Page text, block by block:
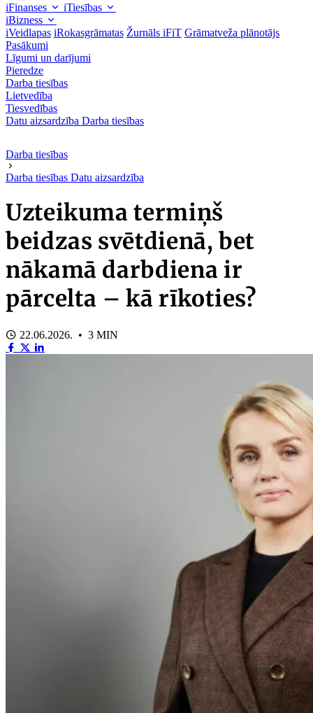
iFinanses
iTiesības
iBizness
iVeidlapas iRokasgrāmatas Žurnāls iFiT Grāmatveža plānotājs
Pasākumi
Līgumi un darījumi
Pieredze
Darba tiesības
Lietvedība
Tiesvedības
Datu aizsardzība Darba tiesības
Darba tiesības
Darba tiesības Datu aizsardzība
Uzteikuma termiņš
beidzas svētdienā, bet
nākamā darbdiena ir
pārcelta – kā rīkoties?
22.06.2026. • 3 MIN